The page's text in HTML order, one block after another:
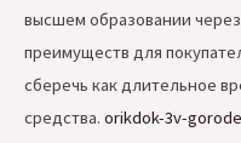
высшем образовании
преимуществ для
сберечь как длительное
средства. orikdok-3v-